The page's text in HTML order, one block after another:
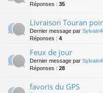
Réponses : 35
Livraison Touran
Dernier message par
Réponses : 4
Feux de jour
Dernier message par
Réponses : 28
favoris du GPS